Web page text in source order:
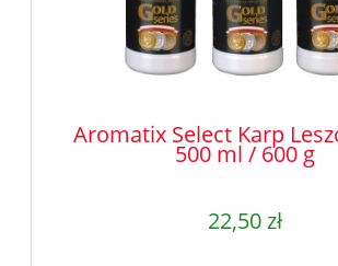
Aromatix Select Karp
500 ml / 600 g
22,50 zł